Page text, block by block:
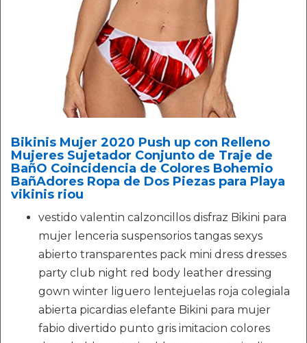
Bikinis Mujer 2020 Push up con Relleno
Mujeres Sujetador Conjunto de Traje de
BañO Coincidencia de Colores Bohemio
BañAdores Ropa de Dos Piezas para Playa
vikinis riou
vestido valentin calzoncillos disfraz Bikini para
mujer lenceria suspensorios tangas sexys
abierto transparentes pack mini dress dresses
party club night red body leather dressing
gown winter liguero lentejuelas roja colegiala
abierta picardias elefante Bikini para mujer
fabio divertido punto gris imitacion colores